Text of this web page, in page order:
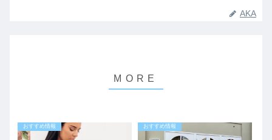
AKA
おすすめ情報 おすすめ情報